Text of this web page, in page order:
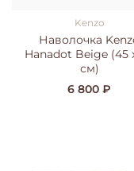
Kenzo
Наволочка
Hanadot Beige (45
см)
6 800 ₽